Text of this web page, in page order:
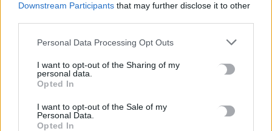
Downstream Participants that may further disclose it to other
Personal Data Processing Opt Outs
I want to opt-out of the Sharing of my
personal data.
Opted In
I want to opt-out of the Sale of my
Personal Data.
Opted In
18χρονος έσπασε παγκόσμιο ρεκόρ ως ο νεότερος άνδρας
καθηγητής -Διδάσκει συνομηλίκους του
8 Αυγούστου, 2026
Πότε θα πληρωθούν οι συντάξεις Σεπτεμβρίου
8 Αυγούστου, 2026
Τα κύματα καύσωνα στην Ιταλία, τη Γαλλία και την Ισπανία